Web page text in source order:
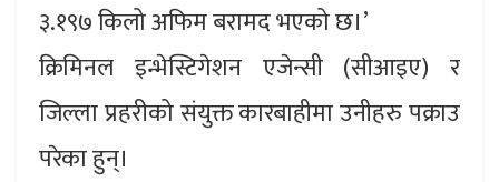
३.१९७ किलो अफिम बरामद भएको छ।’
क्रिमिनल इन्भेस्टिगेशन एजेन्सी (सीआइए) र
जिल्ला प्रहरीको संयुक्त कारबाहीमा उनीहरु पक्राउ
परेका हुन्।